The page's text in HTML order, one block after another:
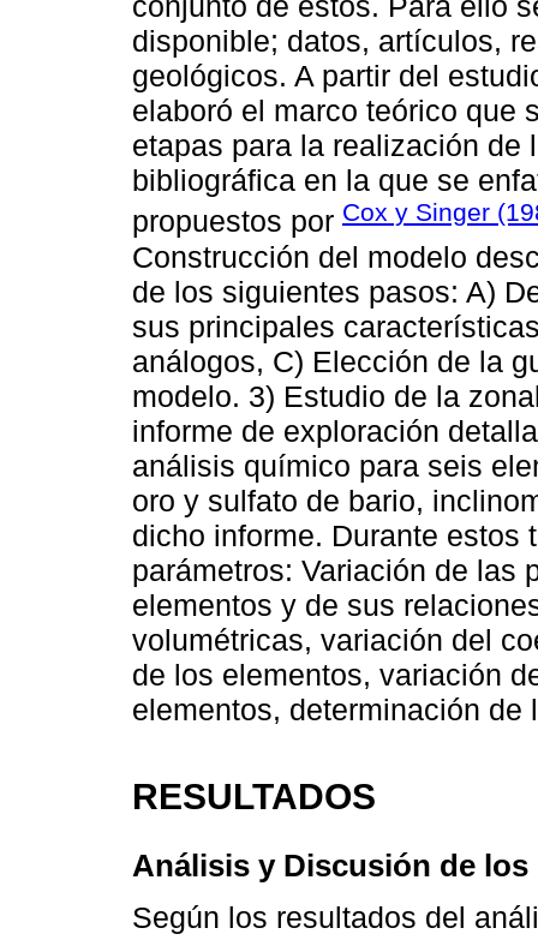
disponible; datos, artículos,
geológicos. A partir del
elaboró el marco teórico que
etapas para la realización
bibliográfica en la que se
propuestos por Cox y Singer
Construcción del modelo
de los siguientes pasos: A)
sus principales
análogos, C) Elección de la
modelo. 3) Estudio de la
informe de exploración
análisis químico para seis
oro y sulfato de bario,
dicho informe. Durante estos
parámetros: Variación de las
elementos y de sus
volumétricas, variación del
de los elementos, variación
elementos, determinación de
RESULTADOS
Análisis y Discusión de
Según los resultados del